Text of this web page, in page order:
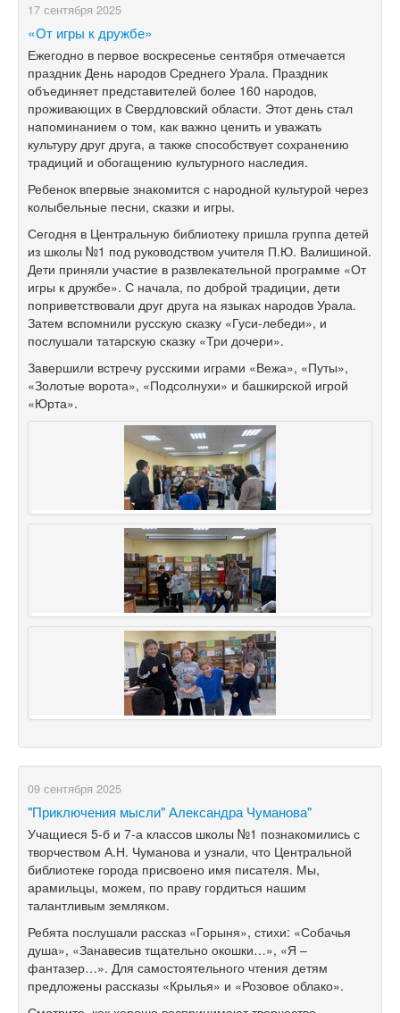
17 сентября 2025
«От игры к дружбе»
Ежегодно в первое воскресенье сентября отмечается
праздник День народов Среднего Урала. Праздник
объединяет представителей более 160 народов,
проживающих в Свердловский области. Этот день стал
напоминанием о том, как важно ценить и уважать
культуру друг друга, а также способствует сохранению
традиций и обогащению культурного наследия.
Ребенок впервые знакомится с народной культурой через
колыбельные песни, сказки и игры.
Сегодня в Центральную библиотеку пришла группа детей
из школы №1 под руководством учителя П.Ю. Валишиной.
Дети приняли участие в развлекательной программе «От
игры к дружбе». С начала, по доброй традиции, дети
поприветствовали друг друга на языках народов Урала.
Затем вспомнили русскую сказку «Гуси-лебеди», и
послушали татарскую сказку «Три дочери».
Завершили встречу русскими играми «Вежа», «Путы»,
«Золотые ворота», «Подсолнухи» и башкирской игрой
«Юрта».
09 сентября 2025
"Приключения мысли" Александра Чуманова"
Учащиеся 5-б и 7-а классов школы №1 познакомились с
творчеством А.Н. Чуманова и узнали, что Центральной
библиотеке города присвоено имя писателя. Мы,
арамильцы, можем, по праву гордиться нашим
талантливым земляком.
Ребята послушали рассказ «Горыня», стихи: «Собачья
душа», «Занавесив тщательно окошки…», «Я –
фантазер…». Для самостоятельного чтения детям
предложены рассказы «Крылья» и «Розовое облако».